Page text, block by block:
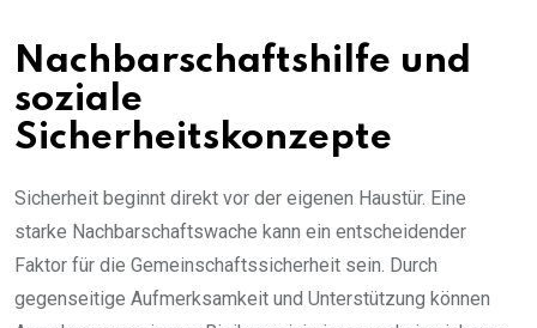
Nachbarschaftshilfe und
soziale
Sicherheitskonzepte
Sicherheit beginnt direkt vor der eigenen Haustür. Eine
starke Nachbarschaftswache kann ein entscheidender
Faktor für die Gemeinschaftssicherheit sein. Durch
gegenseitige Aufmerksamkeit und Unterstützung können